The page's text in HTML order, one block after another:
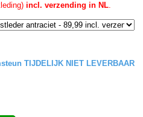
incl. verzending in NL.
TIJDELIJK NIET LEVERBAAR